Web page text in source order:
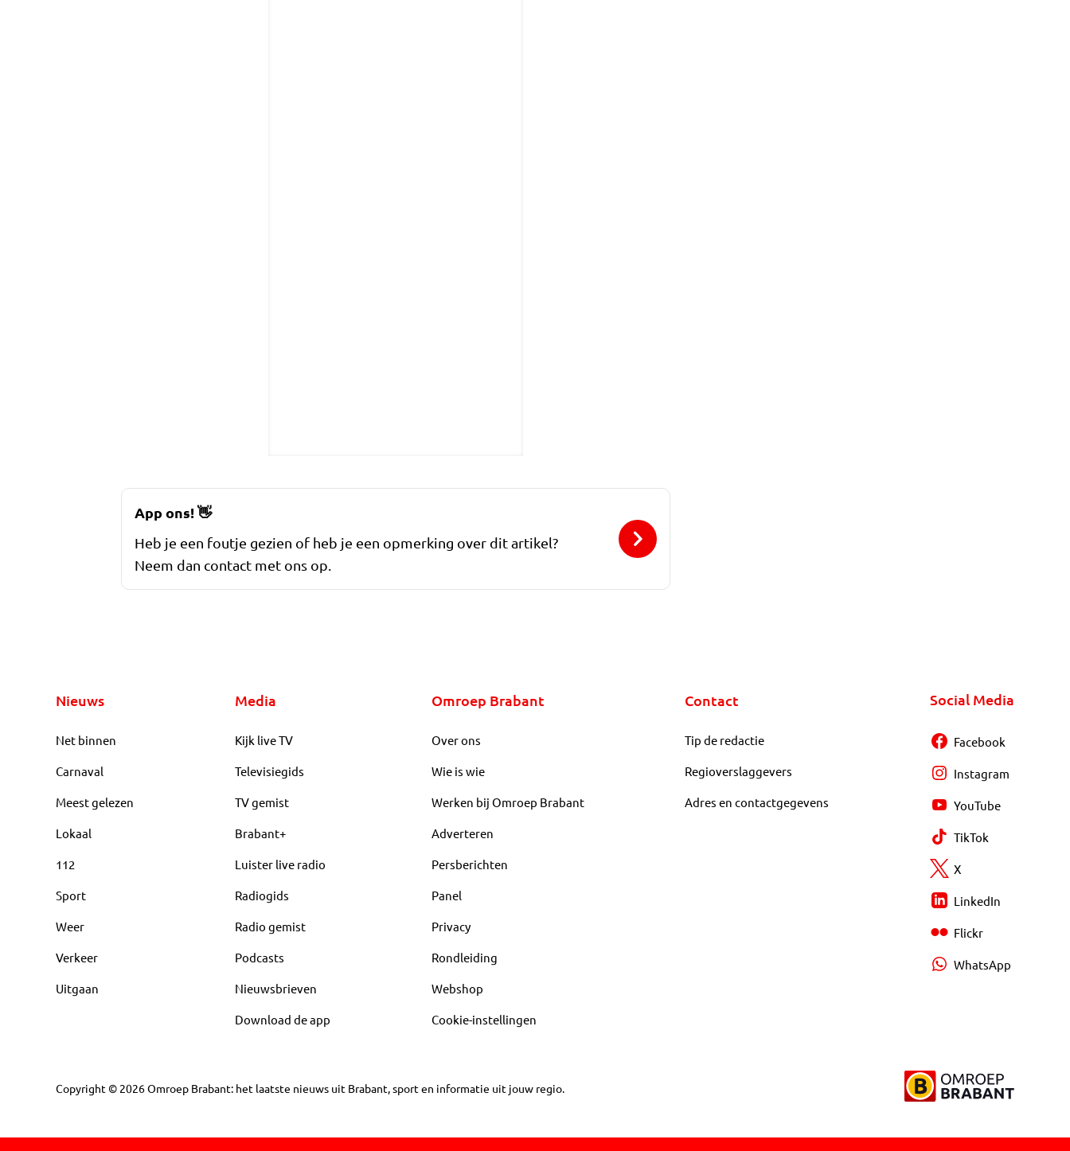
App ons!👋
Heb je een foutje gezien of heb je een opmerking over dit artikel?
Neem dan contact met ons op.
Nieuws
Net binnen
Carnaval
Meest gelezen
Lokaal
112
Sport
Weer
Verkeer
Uitgaan
Media
Kijk live TV
Televisiegids
TV gemist
Brabant+
Luister live radio
Radiogids
Radio gemist
Podcasts
Nieuwsbrieven
Download de app
Omroep Brabant
Over ons
Wie is wie
Werken bij Omroep Brabant
Adverteren
Persberichten
Panel
Privacy
Rondleiding
Webshop
Cookie-instellingen
Contact
Tip de redactie
Regioverslaggevers
Adres en contactgegevens
Social Media
Facebook
Instagram
YouTube
TikTok
X
LinkedIn
Flickr
WhatsApp
Copyright © 2026Omroep Brabant: het laatste nieuws uit Brabant, sport en informatie uit jouw regio.